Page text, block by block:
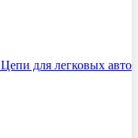
Цепи для легковых авто